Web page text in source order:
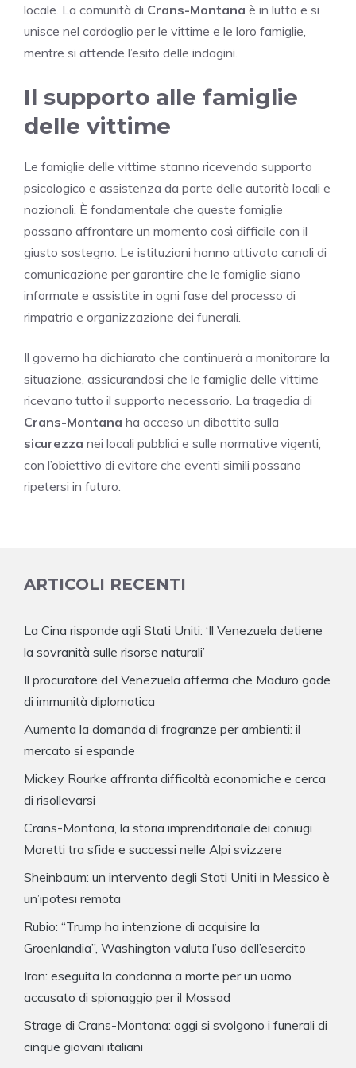
locale. La comunità di Crans-Montana è in lutto e si
unisce nel cordoglio per le vittime e le loro famiglie,
mentre si attende l’esito delle indagini.
Il supporto alle famiglie
delle vittime
Le famiglie delle vittime stanno ricevendo supporto
psicologico e assistenza da parte delle autorità locali e
nazionali. È fondamentale che queste famiglie
possano affrontare un momento così difficile con il
giusto sostegno. Le istituzioni hanno attivato canali di
comunicazione per garantire che le famiglie siano
informate e assistite in ogni fase del processo di
rimpatrio e organizzazione dei funerali.
Il governo ha dichiarato che continuerà a monitorare la
situazione, assicurandosi che le famiglie delle vittime
ricevano tutto il supporto necessario. La tragedia di
Crans-Montana ha acceso un dibattito sulla
sicurezza nei locali pubblici e sulle normative vigenti,
con l’obiettivo di evitare che eventi simili possano
ripetersi in futuro.
ARTICOLI RECENTI
La Cina risponde agli Stati Uniti: ‘Il Venezuela detiene
la sovranità sulle risorse naturali’
Il procuratore del Venezuela afferma che Maduro gode
di immunità diplomatica
Aumenta la domanda di fragranze per ambienti: il
mercato si espande
Mickey Rourke affronta difficoltà economiche e cerca
di risollevarsi
Crans-Montana, la storia imprenditoriale dei coniugi
Moretti tra sfide e successi nelle Alpi svizzere
Sheinbaum: un intervento degli Stati Uniti in Messico è
un’ipotesi remota
Rubio: “Trump ha intenzione di acquisire la
Groenlandia”, Washington valuta l’uso dell’esercito
Iran: eseguita la condanna a morte per un uomo
accusato di spionaggio per il Mossad
Strage di Crans-Montana: oggi si svolgono i funerali di
cinque giovani italiani